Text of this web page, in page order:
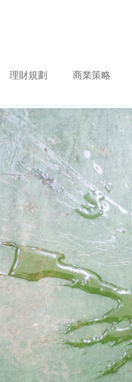
理財規劃 商業策略